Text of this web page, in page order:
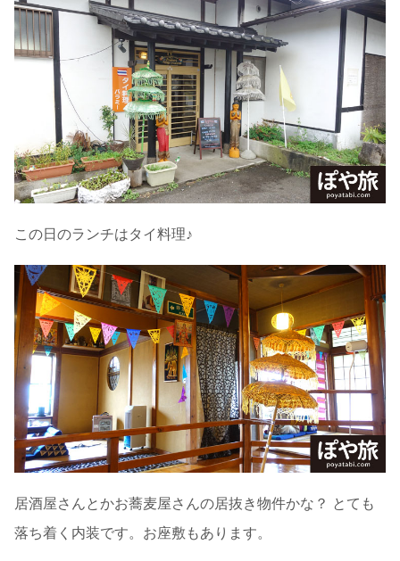
この日のランチはタイ料理♪
居酒屋さんとかお蕎麦屋さんの居抜き物件かな？ とても
落ち着く内装です。お座敷もあります。